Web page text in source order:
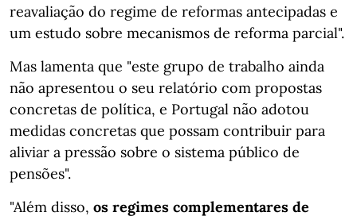
reavaliação do regime de reformas antecipadas e
um estudo sobre mecanismos de reforma parcial".
Mas lamenta que "este grupo de trabalho ainda
não apresentou o seu relatório com propostas
concretas de política, e Portugal não adotou
medidas concretas que possam contribuir para
aliviar a pressão sobre o sistema público de
pensões".
"Além disso, os regimes complementares de